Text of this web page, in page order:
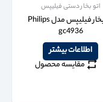
اتو بخار دستی فیلیپس
اتو بخار فیلیپس مدل Philips
gc4936
اطلاعات بیشتر
مقایسه محصول